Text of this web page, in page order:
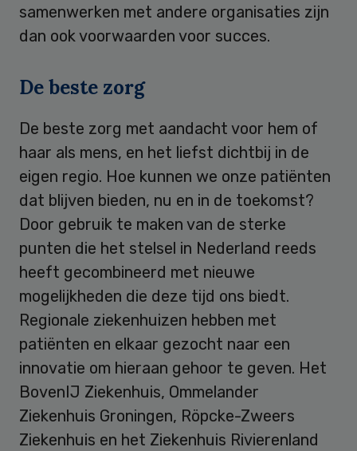
samenwerken met andere organisaties zijn
dan ook voorwaarden voor succes.
De beste zorg
De beste zorg met aandacht voor hem of
haar als mens, en het liefst dichtbij in de
eigen regio. Hoe kunnen we onze patiënten
dat blijven bieden, nu en in de toekomst?
Door gebruik te maken van de sterke
punten die het stelsel in Nederland reeds
heeft gecombineerd met nieuwe
mogelijkheden die deze tijd ons biedt.
Regionale ziekenhuizen hebben met
patiënten en elkaar gezocht naar een
innovatie om hieraan gehoor te geven. Het
BovenIJ Ziekenhuis, Ommelander
Ziekenhuis Groningen, Röpcke-Zweers
Ziekenhuis en het Ziekenhuis Rivierenland